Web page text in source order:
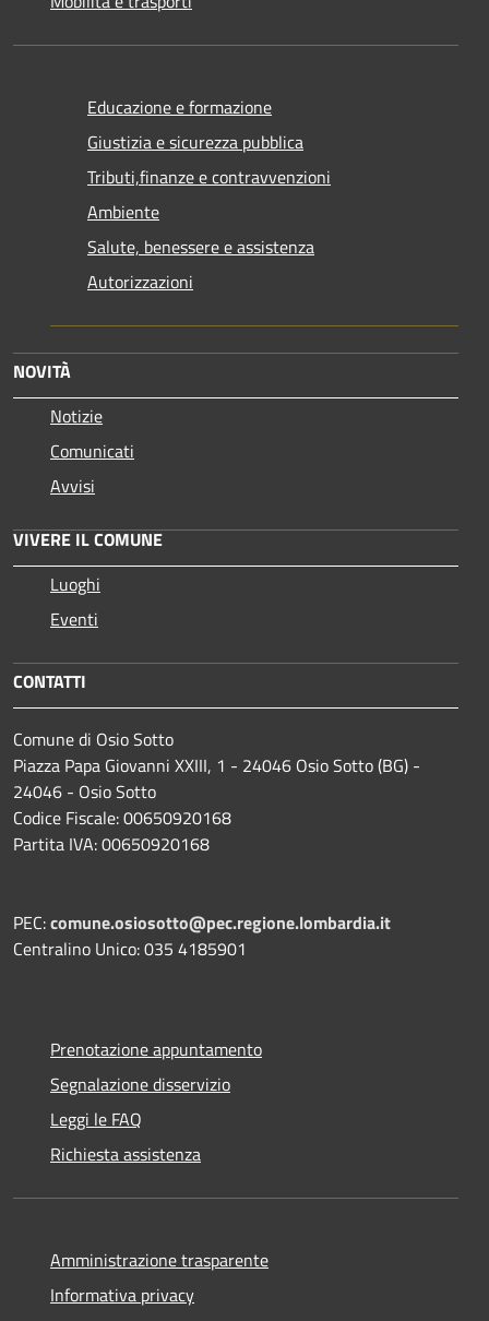
Educazione e formazione
Giustizia e sicurezza pubblica
Tributi,finanze e contravvenzioni
Ambiente
Salute, benessere e assistenza
Autorizzazioni
NOVITÀ
Notizie
Comunicati
Avvisi
VIVERE IL COMUNE
Luoghi
Eventi
CONTATTI
Comune di Osio Sotto
Piazza Papa Giovanni XXIII, 1 - 24046 Osio Sotto (BG) -
24046 - Osio Sotto
Codice Fiscale: 00650920168
Partita IVA: 00650920168
PEC:comune.osiosotto@pec.regione.lombardia.it
Centralino Unico: 035 4185901
Prenotazione appuntamento
Segnalazione disservizio
Leggi le FAQ
Richiesta assistenza
Amministrazione trasparente
Informativa privacy